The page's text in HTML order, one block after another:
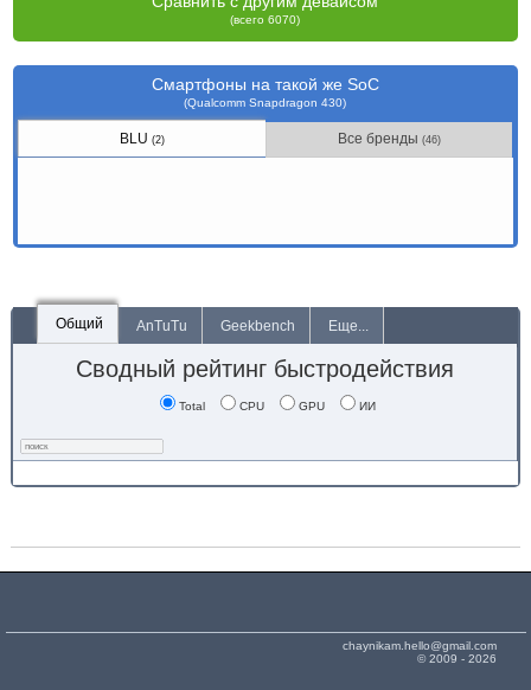
(всего 6070)
Смартфоны на такой же SoC
(Qualcomm Snapdragon 430)
BLU(2) Все бренды(46)
Общий AnTuTu Geekbench Еще...
Сводный рейтинг быстродействия
Total CPU GPU ИИ
chaynikam.hello@gmail.com
© 2009 - 2026